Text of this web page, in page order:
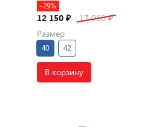
-29%
12 150 ₽ 17 060₽
Размер
40 42
В корзину